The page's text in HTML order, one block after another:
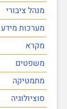
מנהל ציבורי
מערכות מידע
מקרא
משפטים
מתמטיקה
סוציולוגיה